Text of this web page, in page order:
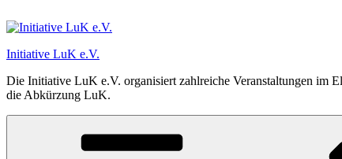
Inhalt
Initiative LuK e.V.
Die Initiative LuK e.V. organisiert zahlreiche Veranstaltungen im
die Abkürzung LuK.